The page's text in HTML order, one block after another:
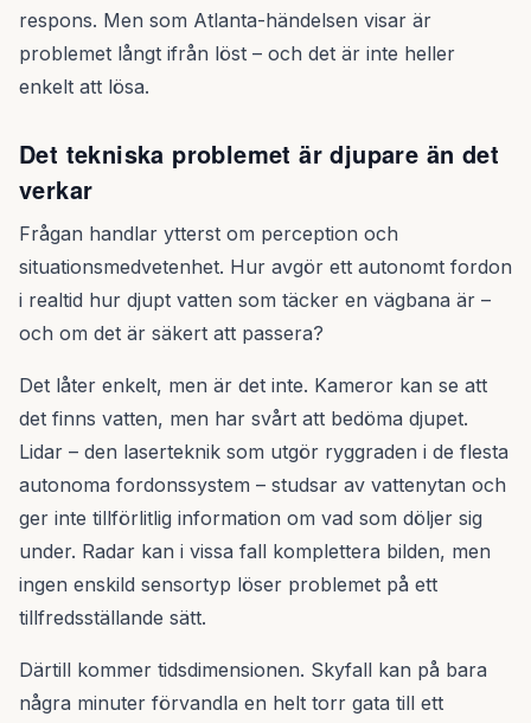
respons. Men som Atlanta-händelsen visar är
problemet långt ifrån löst – och det är inte heller
enkelt att lösa.
Det tekniska problemet är djupare än det
verkar
Frågan handlar ytterst om perception och
situationsmedvetenhet. Hur avgör ett autonomt fordon
i realtid hur djupt vatten som täcker en vägbana är –
och om det är säkert att passera?
Det låter enkelt, men är det inte. Kameror kan se att
det finns vatten, men har svårt att bedöma djupet.
Lidar – den laserteknik som utgör ryggraden i de flesta
autonoma fordonssystem – studsar av vattenytan och
ger inte tillförlitlig information om vad som döljer sig
under. Radar kan i vissa fall komplettera bilden, men
ingen enskild sensortyp löser problemet på ett
tillfredsställande sätt.
Därtill kommer tidsdimensionen. Skyfall kan på bara
några minuter förvandla en helt torr gata till ett